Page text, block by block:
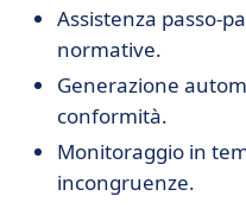
Assistenza passo-
normative.
Generazione
conformità.
Monitoraggio in
incongruenze.